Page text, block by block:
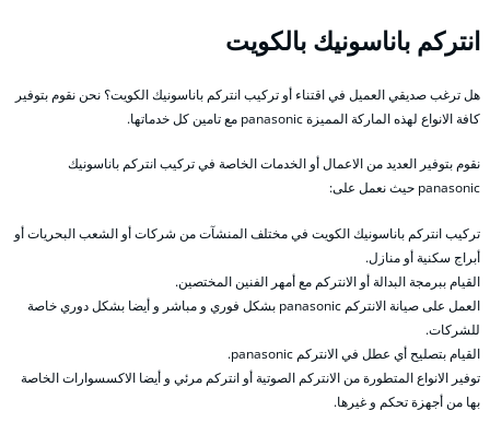
انتركم باناسونيك بالكويت
هل ترغب صديقي العميل في اقتناء أو تركيب انتركم باناسونيك الكويت؟ نحن نقوم بتوفير
كافة الانواع لهذه الماركة المميزة panasonic مع تامين كل خدماتها.
نقوم بتوفير العديد من الاعمال أو الخدمات الخاصة في تركيب انتركم باناسونيك
panasonic حيث نعمل على:
تركيب انتركم باناسونيك الكويت في مختلف المنشآت من شركات أو الشعب البحريات أو
أبراج سكنية أو منازل.
القيام ببرمجة البدالة أو الانتركم مع أمهر الفنين المختصين.
العمل على صيانة الانتركم panasonic بشكل فوري و مباشر و أيضا بشكل دوري خاصة
للشركات.
القيام بتصليح أي عطل في الانتركم panasonic.
توفير الانواع المتطورة من الانتركم الصوتية أو انتركم مرئي و أيضا الاكسسوارات الخاصة
بها من أجهزة تحكم و غيرها.